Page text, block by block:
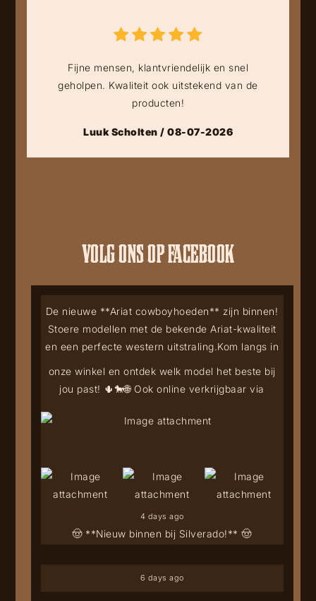
Fijne mensen, klantvriendelijk en snel
geholpen. Kwaliteit ook uitstekend van de
producten!
Luuk Scholten / 08-07-2026
VOLG ONS OP FACEBOOK
🤠 **Nieuw binnen bij Silverado!** 🤠
De nieuwe **Ariat cowboyhoeden** zijn binnen!
Stoere modellen met de bekende Ariat-kwaliteit
en een perfecte western uitstraling.Kom langs in
onze winkel en ontdek welk model het beste bij
jou past! 🌵🐎🌐 Ook online verkrijgbaar via
4 days ago
6 days ago